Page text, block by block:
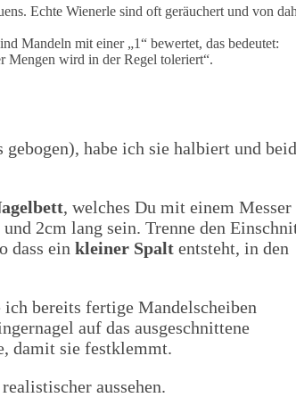
Echte Wienerle sind oft geräuchert und von
Mandeln mit einer „1“ bewertet, das bedeutet:
Mengen wird in der Regel toleriert“.
habe ich sie halbiert und
, welches Du mit einem Messer
2cm lang sein. Trenne den
dass ein kleiner Spalt entsteht, in den
bereits fertige Mandelscheiben
auf das ausgeschnittene
damit sie festklemmt.
aussehen.